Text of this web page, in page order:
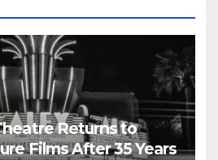
Returns to
Films After 35 Years